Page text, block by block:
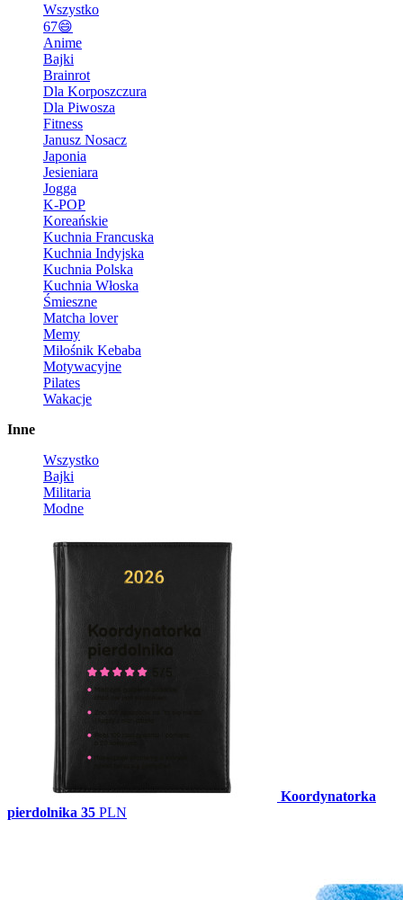
Wszystko
67😄
Anime
Bajki
Brainrot
Dla Korposzczura
Dla Piwosza
Fitness
Janusz Nosacz
Japonia
Jesieniara
Jogga
K-POP
Koreańskie
Kuchnia Francuska
Kuchnia Indyjska
Kuchnia Polska
Kuchnia Włoska
Śmieszne
Matcha lover
Memy
Miłośnik Kebaba
Motywacyjne
Pilates
Wakacje
Inne
Wszystko
Bajki
Militaria
Modne
Koordynatorka
pierdolnika 35 PLN